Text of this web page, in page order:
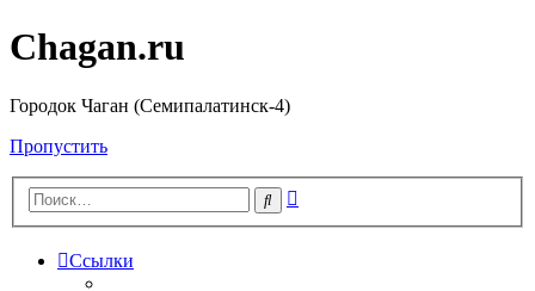
Chagan.ru
Городок Чаган (Семипалатинск-4)
Пропустить
Поиск
Ссылки